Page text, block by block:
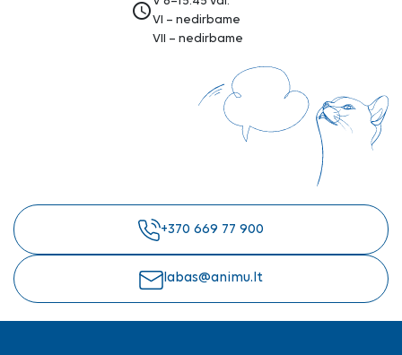
access_timeVI – nedirbame
VII – nedirbame
+370 669 77 900
labas@animu.lt